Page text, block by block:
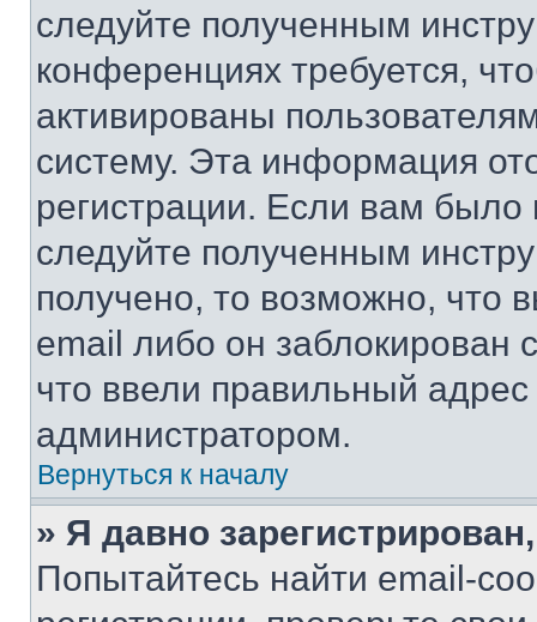
следуйте полученным
конференциях требуется,
активированы
систему. Эта информация
регистрации. Если вам
следуйте полученным
получено, то возможно, что
email либо он
что ввели правильный адрес
администратором.
Вернуться к началу
» Я давно
Попытайтесь найти email-